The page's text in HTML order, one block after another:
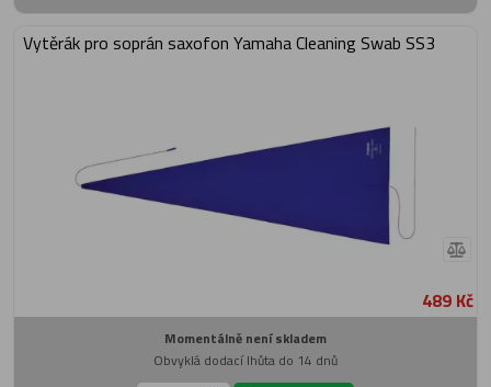
Vytěrák pro soprán saxofon Yamaha Cleaning Swab SS3
489 Kč
Momentálně není skladem
Obvyklá dodací lhůta do 14 dnů